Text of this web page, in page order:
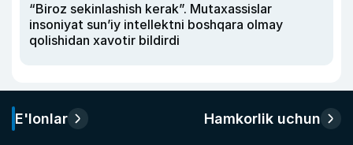
“Biroz sekinlashish kerak”. Mutaxassislar
insoniyat sun’iy intellektni boshqara olmay
qolishidan xavotir bildirdi
E'lonlar Hamkorlik uchun